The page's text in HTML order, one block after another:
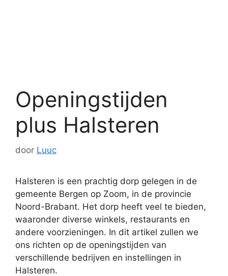
Openingstijden
plus Halsteren
door Luuc
Halsteren is een prachtig dorp gelegen in de
gemeente Bergen op Zoom, in de provincie
Noord-Brabant. Het dorp heeft veel te bieden,
waaronder diverse winkels, restaurants en
andere voorzieningen. In dit artikel zullen we
ons richten op de openingstijden van
verschillende bedrijven en instellingen in
Halsteren.